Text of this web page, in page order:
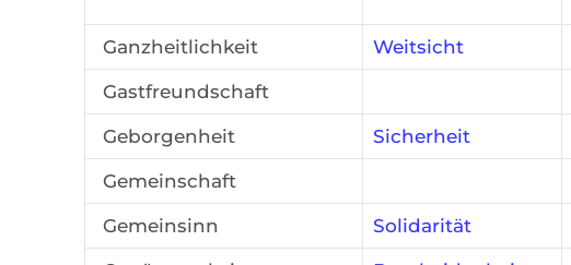
Ganzheitlichkeit Weitsicht
Gastfreundschaft
Geborgenheit Sicherheit
Gemeinschaft
Gemeinsinn Solidarität